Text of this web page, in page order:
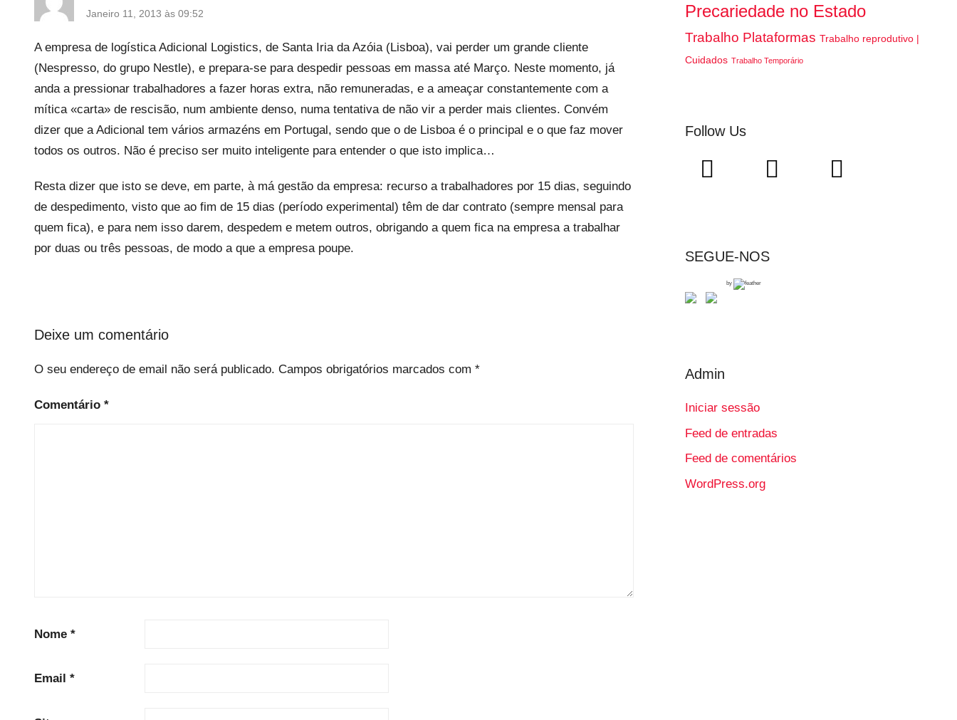
Janeiro 11, 2013 às 09:52
A empresa de logística Adicional Logistics, de Santa Iria da Azóia (Lisboa), vai perder um grande cliente
(Nespresso, do grupo Nestle), e prepara-se para despedir pessoas em massa até Março. Neste momento, já
anda a pressionar trabalhadores a fazer horas extra, não remuneradas, e a ameaçar constantemente com a
mítica «carta» de rescisão, num ambiente denso, numa tentativa de não vir a perder mais clientes. Convém
dizer que a Adicional tem vários armazéns em Portugal, sendo que o de Lisboa é o principal e o que faz mover
todos os outros. Não é preciso ser muito inteligente para entender o que isto implica…
Resta dizer que isto se deve, em parte, à má gestão da empresa: recurso a trabalhadores por 15 dias, seguindo
de despedimento, visto que ao fim de 15 dias (período experimental) têm de dar contrato (sempre mensal para
quem fica), e para nem isso darem, despedem e metem outros, obrigando a quem fica na empresa a trabalhar
por duas ou três pessoas, de modo a que a empresa poupe.
Deixe um comentário
O seu endereço de email não será publicado. Campos obrigatórios marcados com *
Comentário *
Nome *
Email *
Precariedade no Estado
Trabalho Plataformas Trabalho reprodutivo |
Cuidados Trabalho Temporário
Follow Us
SEGUE-NOS
by
Admin
Iniciar sessão
Feed de entradas
Feed de comentários
WordPress.org